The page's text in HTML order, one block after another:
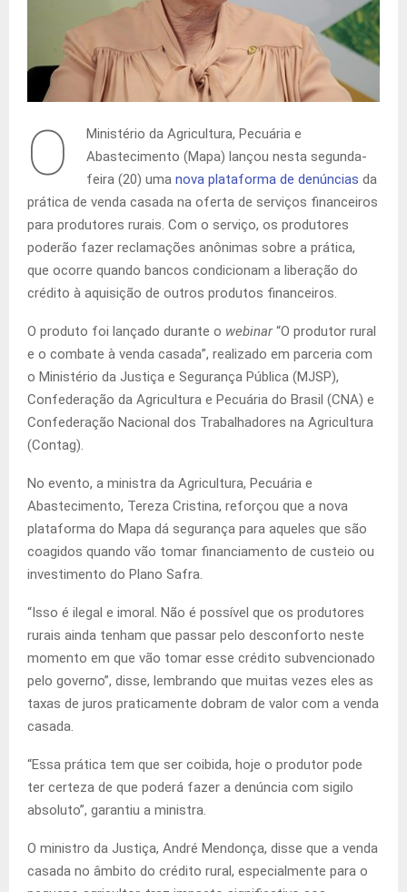
O
Ministério da Agricultura, Pecuária e
Abastecimento (Mapa) lançou nesta segunda-
feira (20) uma nova plataforma de denúncias da
prática de venda casada na oferta de serviços financeiros
para produtores rurais. Com o serviço, os produtores
poderão fazer reclamações anônimas sobre a prática,
que ocorre quando bancos condicionam a liberação do
crédito à aquisição de outros produtos financeiros.
O produto foi lançado durante o webinar“O produtor rural
e o combate à venda casada”, realizado em parceria com
o Ministério da Justiça e Segurança Pública (MJSP),
Confederação da Agricultura e Pecuária do Brasil (CNA) e
Confederação Nacional dos Trabalhadores na Agricultura
(Contag).
No evento, a ministra da Agricultura, Pecuária e
Abastecimento, Tereza Cristina, reforçou que a nova
plataforma do Mapa dá segurança para aqueles que são
coagidos quando vão tomar financiamento de custeio ou
investimento do Plano Safra.
“Isso é ilegal e imoral. Não é possível que os produtores
rurais ainda tenham que passar pelo desconforto neste
momento em que vão tomar esse crédito subvencionado
pelo governo”, disse, lembrando que muitas vezes eles as
taxas de juros praticamente dobram de valor com a venda
casada.
“Essa prática tem que ser coibida, hoje o produtor pode
ter certeza de que poderá fazer a denúncia com sigilo
absoluto”, garantiu a ministra.
O ministro da Justiça, André Mendonça, disse que a venda
casada no âmbito do crédito rural, especialmente para o